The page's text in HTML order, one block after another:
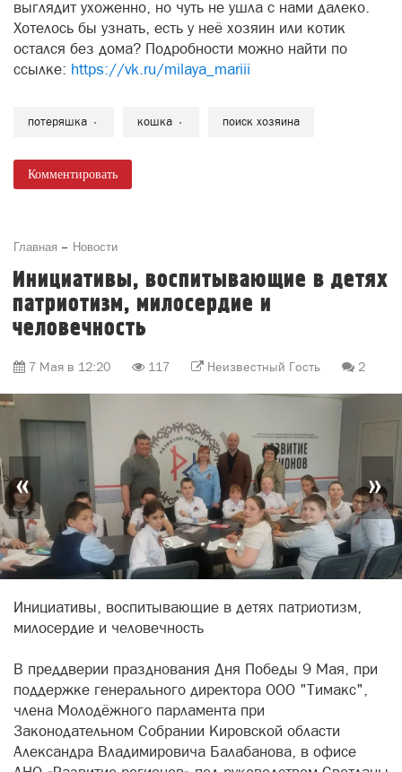
выглядит ухоженно, но чуть не ушла с нами далеко.
Хотелось бы узнать, есть у неё хозяин или котик
остался без дома? Подробности можно найти по
ссылке: https://vk.ru/milaya_mariii
потеряшка кошка поиск хозяина
Комментировать
Главная Новости
Инициативы, воспитывающие в детях
патриотизм, милосердие и
человечность
7 Мая в 12:20 117 Неизвестный Гость 2
« »
Инициативы, воспитывающие в детях патриотизм,
милосердие и человечность
В преддверии празднования Дня Победы 9 Мая, при
поддержке генерального директора ООО "Тимакс",
члена Молодёжного парламента при
Законодательном Собрании Кировской области
Александра Владимировича Балабанова, в офисе